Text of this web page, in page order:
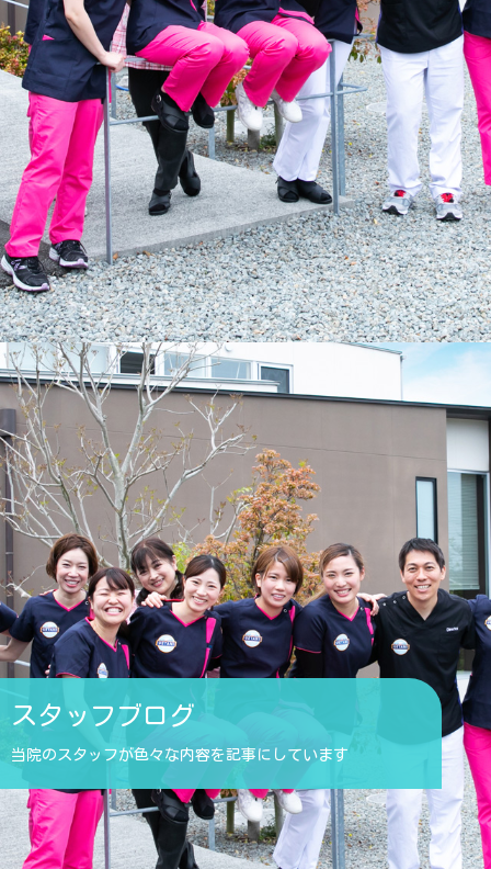
スタッフブログ
当院のスタッフが色々な内容を記事にしています